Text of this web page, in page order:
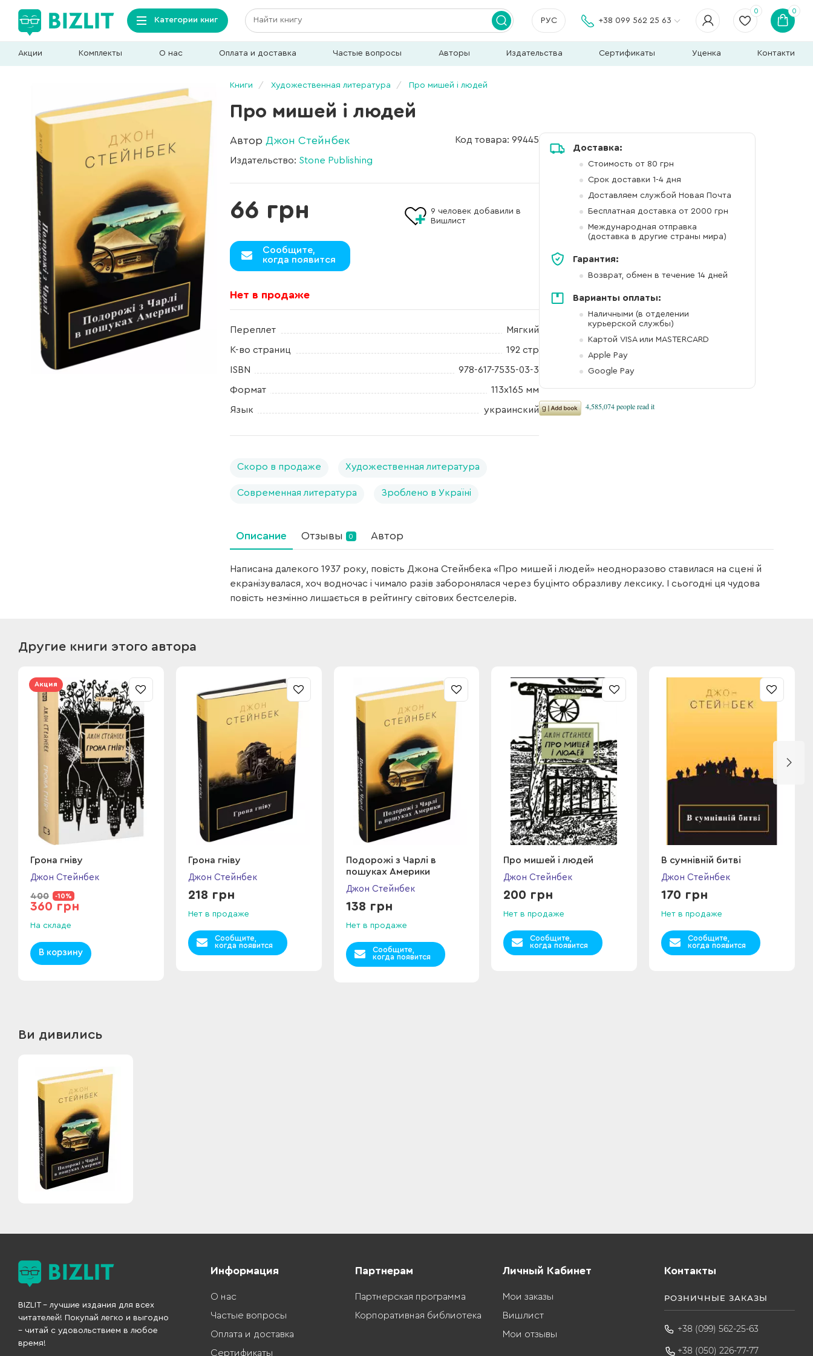
Категории книг РУС +38 099 562 25 63
0 0
Акции Комплекты О нас Оплата и доставка Частые вопросы Авторы Издательства Сертификаты Уценка Контакти
Книги Художественная литература Про мишей і людей
Про мишей і людей
Автор Джон Стейнбек
Издательство: Stone Publishing
Код товара: 99445
66 грн
Сообщите,
когда появится
9 человек добавили в
Вишлист
Нет в продаже
Переплет Мягкий
К-во страниц 192 стр
ISBN 978-617-7535-03-3
Формат 113х165 мм
Язык украинский
Скоро в продаже Художественная литература
Современная литература Зроблено в Україні
Доставка:
Стоимость от 80 грн
Срок доставки 1-4 дня
Доставляем службой Новая Почта
Бесплатная доставка от 2000 грн
Международная отправка
(доставка в другие страны мира)
Гарантия:
Возврат, обмен в течение 14 дней
Варианты оплаты:
Наличными (в отделении
курьерской службы)
Картой VISA или MASTERCARD
Apple Pay
Google Pay
Описание Отзывы 0 Автор
Написана далекого 1937 року, повість Джона Стейнбека «Про мишей і людей» неодноразово ставилася на сцені й
екранізувалася, хоч водночас і чимало разів заборонялася через буцімто образливу лексику. І сьогодні ця чудова
повість незмінно лишається в рейтингу світових бестселерів.
Другие книги этого автора
Акция
Грона гніву
Джон Стейнбек
400 -10%
360 грн
На складе
В корзину
Грона гніву
Джон Стейнбек
218 грн
Нет в продаже
Сообщите,
когда появится
Подорожі з Чарлі в
пошуках Америки
Джон Стейнбек
138 грн
Нет в продаже
Сообщите,
когда появится
Про мишей і людей
Джон Стейнбек
200 грн
Нет в продаже
Сообщите,
когда появится
В сумнівній битві
Джон Стейнбек
170 грн
Нет в продаже
Сообщите,
когда появится
Ви дивились
BIZLIT – лучшие издания для всех
читателей! Покупай легко и выгодно
– читай с удовольствием в любое
время!
Информация
О нас
Частые вопросы
Оплата и доставка
Сертификаты
Партнерам
Партнерская программа
Корпоративная библиотека
Личный Кабинет
Мои заказы
Вишлист
Мои отзывы
Контакты
РОЗНИЧНЫЕ ЗАКАЗЫ
+38 (099) 562-25-63
+38 (050) 226-77-77